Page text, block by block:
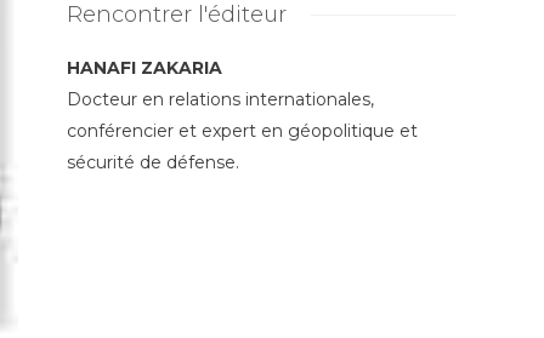
Rencontrer l'éditeur
HANAFI ZAKARIA
Docteur en relations internationales,
conférencier et expert en géopolitique et
sécurité de défense.